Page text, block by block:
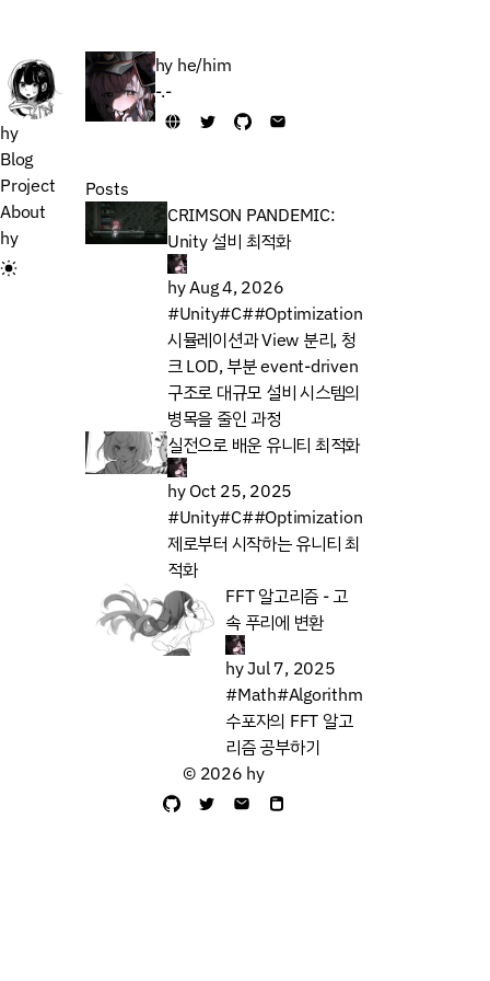
hy
Blog
Project
About
hy
hy he/him
-.-
Posts
CRIMSON PANDEMIC:
Unity 설비 최적화
hyAug 4, 2026
#Unity#C##Optimization
시뮬레이션과 View 분리, 청
크 LOD, 부분 event-driven
구조로 대규모 설비 시스템의
병목을 줄인 과정
실전으로 배운 유니티 최적화
hy Oct 25, 2025
#Unity#C##Optimization
제로부터 시작하는 유니티 최
적화
FFT 알고리즘 - 고
속 푸리에 변환
hyJul 7, 2025
#Math#Algorithm
수포자의 FFT 알고
리즘 공부하기
© 2026 hy